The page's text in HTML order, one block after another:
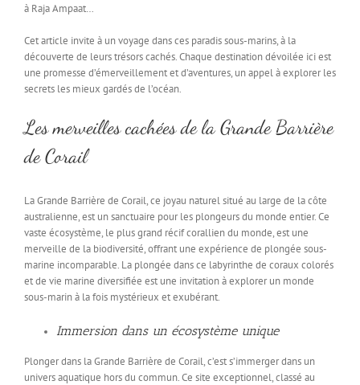
à Raja Ampaat…
Cet article invite à un voyage dans ces paradis sous-marins, à la
découverte de leurs trésors cachés. Chaque destination dévoilée ici est
une promesse d’émerveillement et d’aventures, un appel à explorer les
secrets les mieux gardés de l’océan.
Les merveilles cachées de la Grande Barrière
de Corail
La Grande Barrière de Corail, ce joyau naturel situé au large de la côte
australienne, est un sanctuaire pour les plongeurs du monde entier. Ce
vaste écosystème, le plus grand récif corallien du monde, est une
merveille de la biodiversité, offrant une expérience de plongée sous-
marine incomparable. La plongée dans ce labyrinthe de coraux colorés
et de vie marine diversifiée est une invitation à explorer un monde
sous-marin à la fois mystérieux et exubérant.
Immersion dans un écosystème unique
Plonger dans la Grande Barrière de Corail, c’est s’immerger dans un
univers aquatique hors du commun. Ce site exceptionnel, classé au